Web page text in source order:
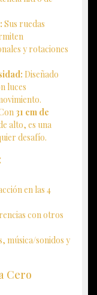
Sus ruedas
y rotaciones
Diseñado
luces
31 cm de
alto, es una
desafío.
en las 4
con otros
música/sonidos y
Cero